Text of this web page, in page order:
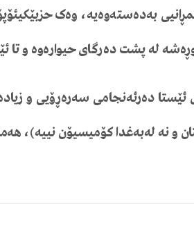
بەدەستەوەیە، وەکحزبێکی
لە پشت دەرگایحیوارەوە وتا
ئێستا دەرئەنجامی سەرەڕۆیی و
ونە لەبەغداکۆمیسیۆن نییە)،